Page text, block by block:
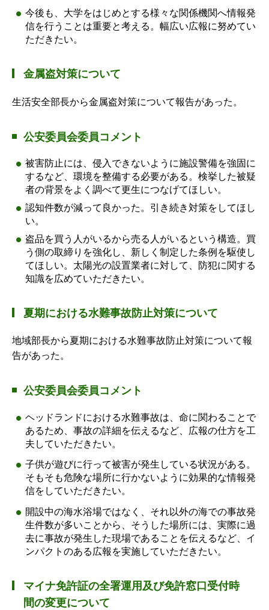
今後も、大学をはじめとする様々な関係機関へ情報発
信を行うことは重要と考える。幅広い広報に努めてい
ただきたい。
金属盗対策について
生活安全部長から金属盗対策について報告があった。
公安委員会委員コメント
被害防止には、侵入できないように施設警備を強固に
するなど、環境を整備する必要がある。検挙した被疑
者の背景をよく調べて更生につなげてほしい。
認知件数が減って良かった。引き続き対策をしてほし
い。
盗品を買う人がいるから売る人がいるという構造。買
う側の取締りを強化し、新しく制定した条例を駆使し
てほしい。太陽光の設置業者に対して、防犯に関する
知識を広めていただきたい。
夏期における水難事故防止対策について
地域部長から夏期における水難事故防止対策について報
告があった。
公安委員会委員コメント
ヘッドランドにおける水難事故は、命に関わることで
あるため、事故の詳細を伝えるなど、広報の仕方を工
夫していただきたい。
子供が遊びに行って被害が発生している状況がある。
そもそも危険な場所に行かないように効果的な情報発
信をしていただきたい。
開設中の海水浴場ではなく、それ以外の海での事故発
生件数が多いことから、そうした場所には、実際に過
去に事故が発生した現場であることを伝えるなど、イ
ンパクトのある広報を実施していただきたい。
マイナ免許証の全署運用及び免許窓口受付時
間の変更について